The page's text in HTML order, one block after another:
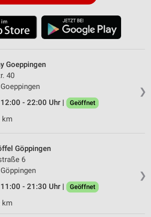
❯
Goeppingen
40
- 22:00 Uhr |
Geöffnet
km
❯
Göppingen
6
- 21:30 Uhr |
Geöffnet
km